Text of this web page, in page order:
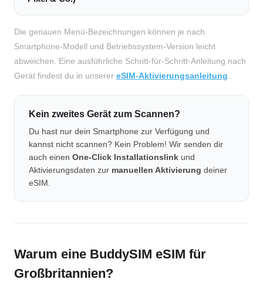
Die genauen Menü-Bezeichnungen können je nach
Smartphone-Modell und Betriebssystem-Version leicht
abweichen. Eine ausführliche Schritt-für-Schritt-Anleitung nach
Gerät findest du in unserer eSIM-Aktivierungsanleitung
Kein zweites Gerät zum Scannen?
Du hast nur dein Smartphone zur Verfügung und
kannst nicht scannen? Kein Problem! Wir senden dir
auch einen One-Click Installationslink und
Aktivierungsdaten zur manuellen Aktivierung deiner
eSIM.
Warum eine BuddySIM eSIM für
Großbritannien?